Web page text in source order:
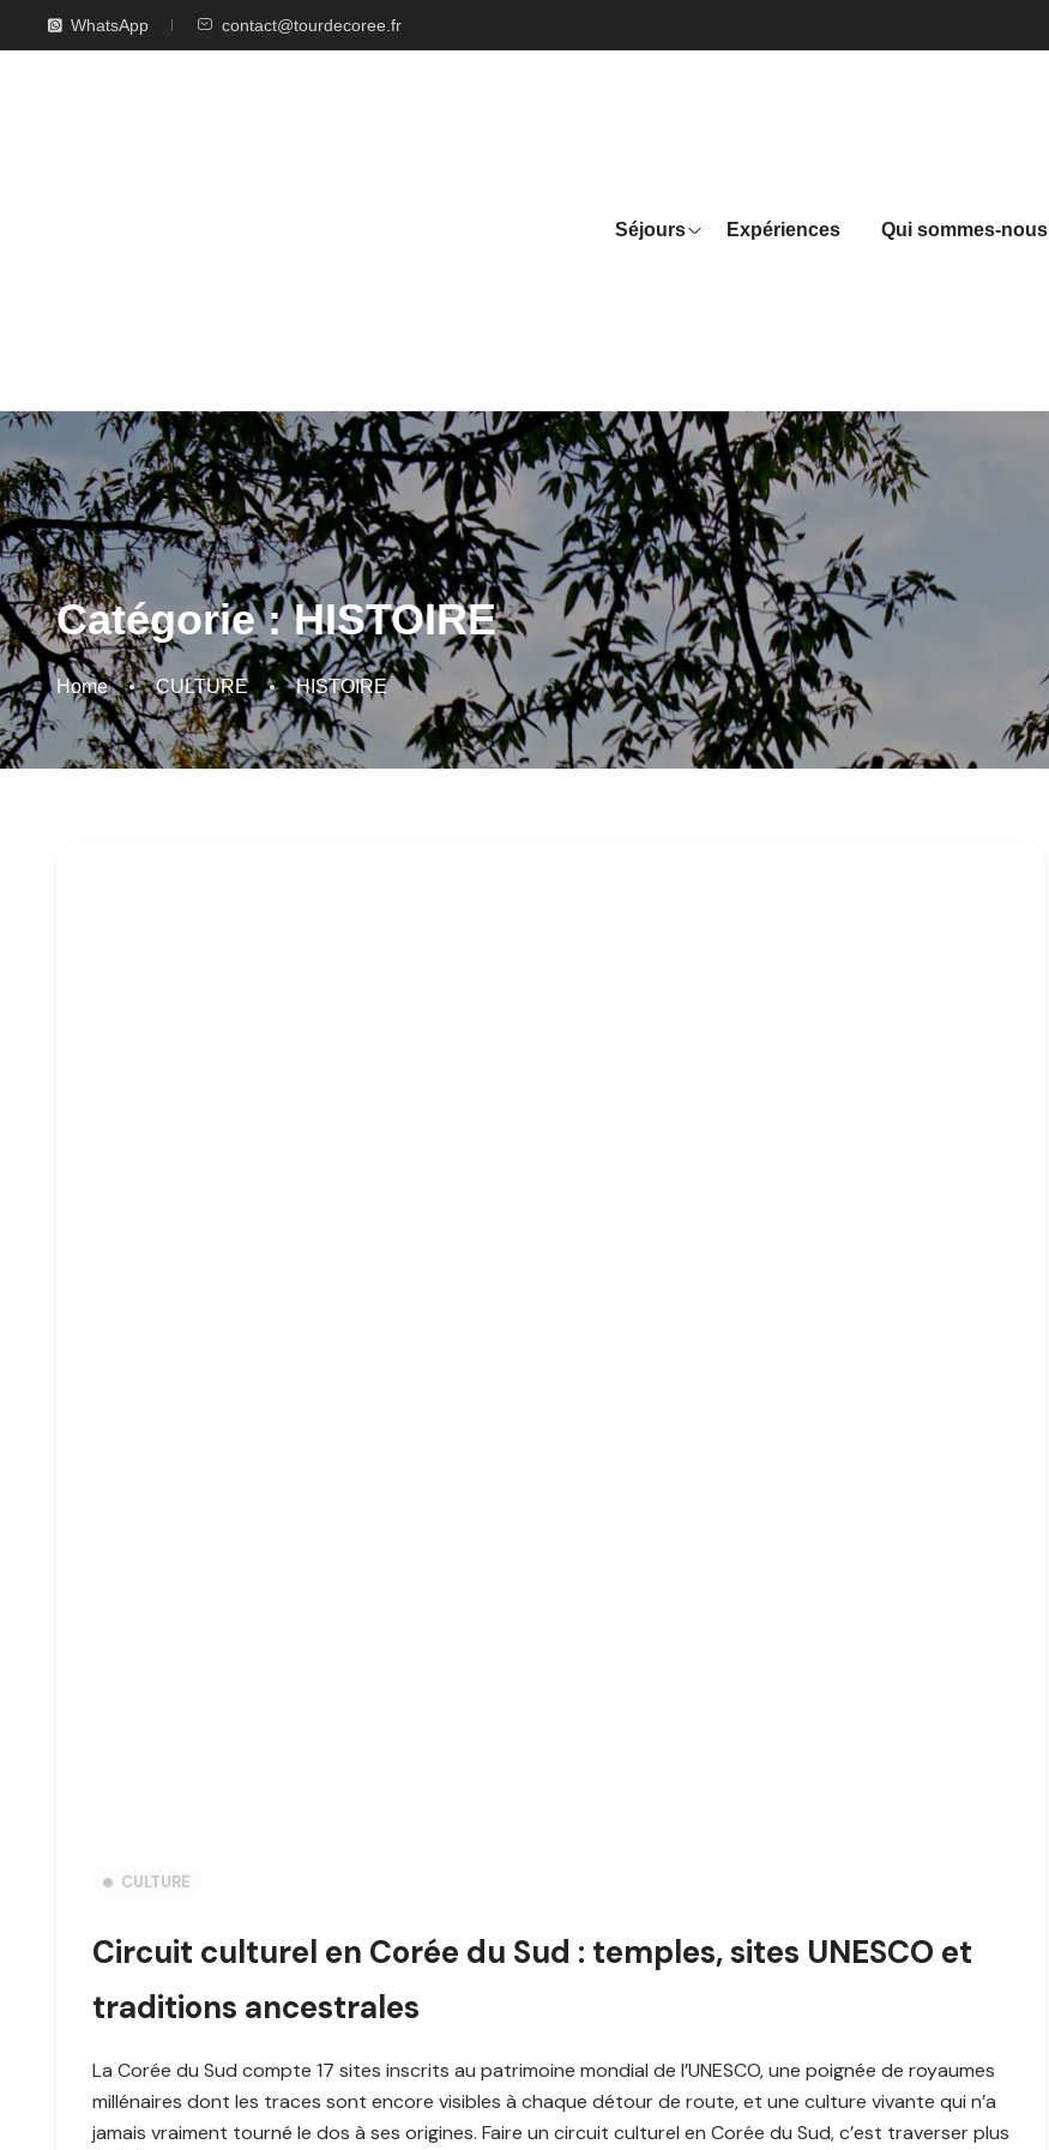
WhatsApp contact@tourdecoree.fr
Séjours Expériences Qui sommes-nous
Catégorie :HISTOIRE
Home CULTURE HISTOIRE
CULTURE
Circuit culturel en Corée du Sud : temples, sites UNESCO et
traditions ancestrales
La Corée du Sud compte 17 sites inscrits au patrimoine mondial de l’UNESCO, une poignée de royaumes
millénaires dont les traces sont encore visibles à chaque détour de route, et une culture vivante qui n’a
jamais vraiment tourné le dos à ses origines. Faire un circuit culturel en Corée du Sud, c’est traverser plus